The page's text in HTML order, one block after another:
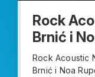
Rock
Brnić i
Rock Acoustic
Brnić i Noa